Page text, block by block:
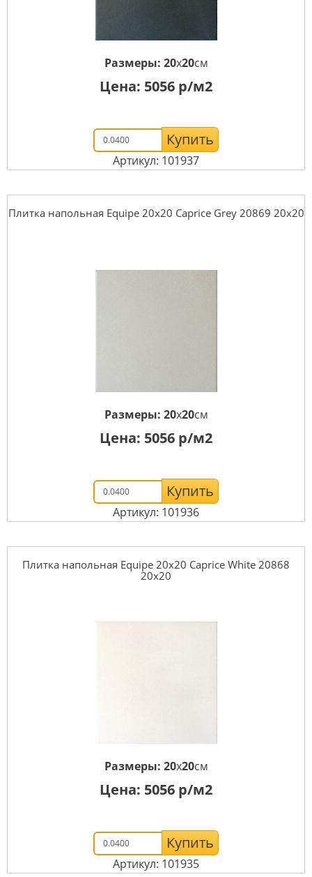
Размеры: 20x20см
Цена: 5056 р/м2
Купить
Артикул: 101937
Плитка напольная Equipe 20x20 Caprice Grey 20869 20x20
Размеры: 20x20см
Цена: 5056 р/м2
Купить
Артикул: 101936
Плитка напольная Equipe 20x20 Caprice White 20868
20x20
Размеры: 20x20см
Цена: 5056 р/м2
Купить
Артикул: 101935